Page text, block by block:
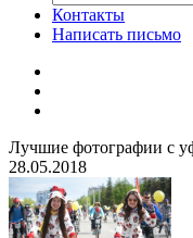
Контакты
Написать письмо
Лучшие фотографии с
28.05.2018